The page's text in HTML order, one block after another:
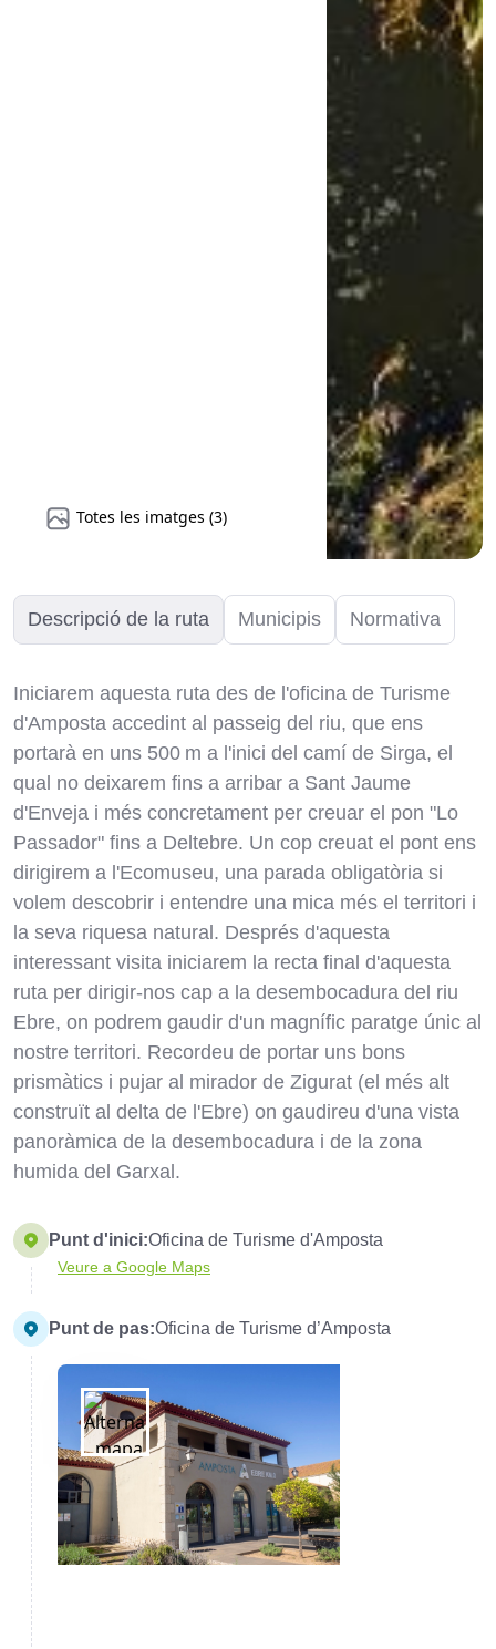
Totes les imatges (3)
Descripció de la ruta Municipis Normativa
Iniciarem aquesta ruta des de l'oficina de Turisme
d'Amposta accedint al passeig del riu, que ens
portarà en uns 500 m a l'inici del camí de Sirga, el
qual no deixarem fins a arribar a Sant Jaume
d'Enveja i més concretament per creuar el pon "Lo
Passador" fins a Deltebre. Un cop creuat el pont ens
dirigirem a l'Ecomuseu, una parada obligatòria si
volem descobrir i entendre una mica més el territori i
la seva riquesa natural. Després d'aquesta
interessant visita iniciarem la recta final d'aquesta
ruta per dirigir-nos cap a la desembocadura del riu
Ebre, on podrem gaudir d'un magnífic paratge únic al
nostre territori. Recordeu de portar uns bons
prismàtics i pujar al mirador de Zigurat (el més alt
construït al delta de l'Ebre) on gaudireu d'una vista
panoràmica de la desembocadura i de la zona
humida del Garxal.
Punt d'inici:Oficina de Turisme d'Amposta
Veure a Google Maps
Punt de pas:Oficina de Turisme d’Amposta